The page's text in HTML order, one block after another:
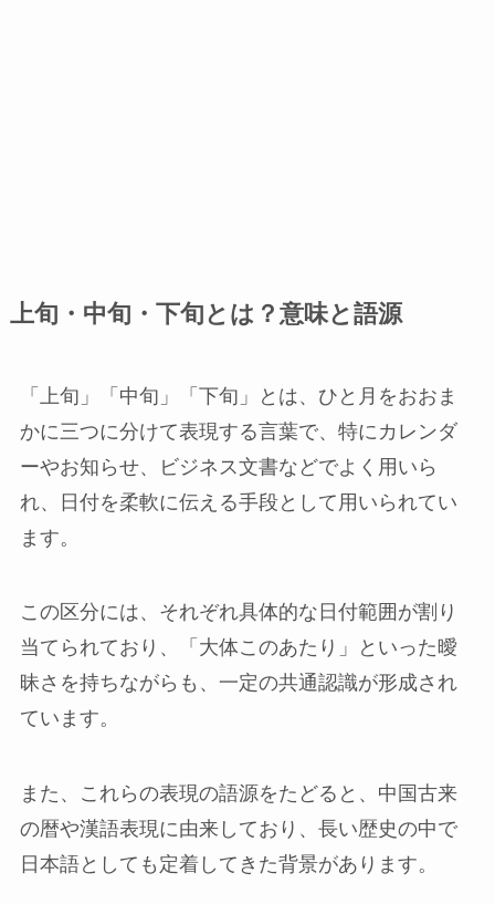
上旬・中旬・下旬とは？意味と語源
「上旬」「中旬」「下旬」とは、ひと月をおおま
かに三つに分けて表現する言葉で、特にカレンダ
ーやお知らせ、ビジネス文書などでよく用いら
れ、日付を柔軟に伝える手段として用いられてい
ます。
この区分には、それぞれ具体的な日付範囲が割り
当てられており、「大体このあたり」といった曖
昧さを持ちながらも、一定の共通認識が形成され
ています。
また、これらの表現の語源をたどると、中国古来
の暦や漢語表現に由来しており、長い歴史の中で
日本語としても定着してきた背景があります。